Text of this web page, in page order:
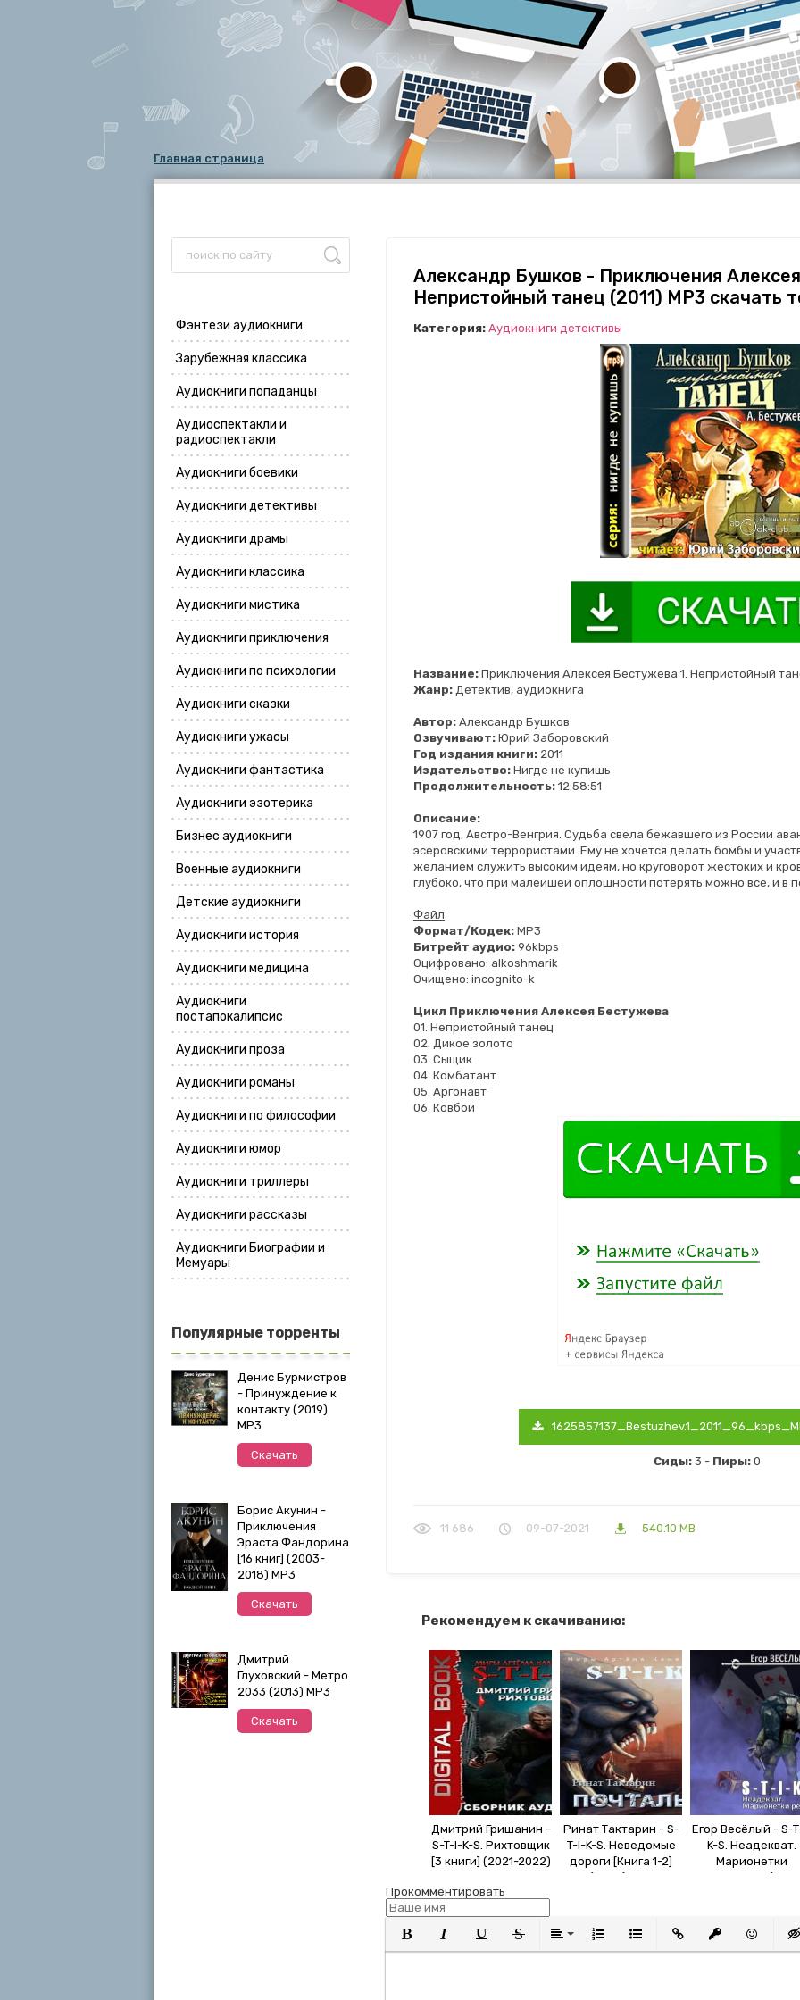
Главная страница
Фэнтези аудиокниги
Зарубежная классика
Аудиокниги попаданцы
Аудиоспектакли и
радиоспектакли
Аудиокниги боевики
Аудиокниги детективы
Аудиокниги драмы
Аудиокниги классика
Аудиокниги мистика
Аудиокниги приключения
Аудиокниги по психологии
Аудиокниги сказки
Аудиокниги ужасы
Аудиокниги фантастика
Аудиокниги эзотерика
Бизнес аудиокниги
Военные аудиокниги
Детские аудиокниги
Аудиокниги история
Аудиокниги медицина
Аудиокниги
постапокалипсис
Аудиокниги проза
Аудиокниги романы
Аудиокниги по философии
Аудиокниги юмор
Аудиокниги триллеры
Аудиокниги рассказы
Аудиокниги Биографии и
Мемуары
Популярные торренты
Денис Бурмистров
- Принуждение к
контакту (2019)
MP3
Скачать
Борис Акунин -
Приключения
Эраста Фандорина
[16 книг] (2003-
2018) МР3
Скачать
Дмитрий
Глуховский - Метро
2033 (2013) MP3
Скачать
Александр Бушков - Приключения
Непристойный танец (2011) МР3 скачать
Категория: Аудиокниги детективы
Название: Приключения Алексея Бестужева 1. Непристойный
Жанр: Детектив, аудиокнига
Автор: Александр Бушков
Озвучивают: Юрий Заборовский
Год издания книги: 2011
Издательство: Нигде не купишь
Продолжительность: 12:58:51
Описание:
1907 год, Австро-Венгрия. Судьба свела бежавшего из России
эсеровскими террористами. Ему не хочется делать бомбы и
желанием служить высоким идеям, но круговорот жестоких и
глубоко, что при малейшей оплошности потерять можно все, и в
Файл
Формат/Кодек: MP3
Битрейт аудио: 96kbps
Оцифровано: alkoshmarik
Очищено: incognito-k
Цикл Приключения Алексея Бестужева
01. Непристойный танец
02. Дикое золото
03. Сыщик
04. Комбатант
05. Аргонавт
06. Ковбой
Сиды: 3 - Пиры: 0
11 686 09-07-2021 540.10 MB
Рекомендуем к скачиванию:
Дмитрий Гришанин -
S-T-I-K-S. Рихтовщик
[3 книги] (2021-2022)
Ринат Тактарин - S-
T-I-K-S. Неведомые
дороги [Книга 1-2]
(2023) МР3
Егор Весёлый - S-
K-S. Неадекват.
Марионетки
реальности
Прокомментировать
Полужирный
КурсивПодчеркнутый
ЗачеркнутыйВыравнивание
Нумерованный список
Маркированный список
Вставить ссылку
Вставить